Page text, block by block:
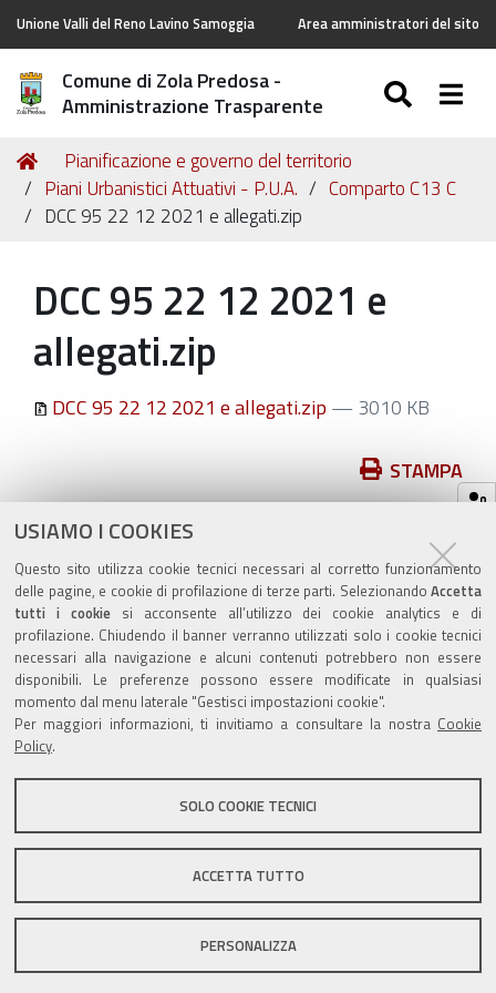
USIAMO I COOKIES
Questo sito utilizza cookie tecnici necessari al corretto funzionamento
delle pagine, e cookie di profilazione di terze parti. Selezionando Accetta
tutti i cookiesi acconsente all’utilizzo dei cookie analytics e di
profilazione. Chiudendo il banner verranno utilizzati solo i cookie tecnici
necessari alla navigazione e alcuni contenuti potrebbero non essere
disponibili. Le preferenze possono essere modificate in qualsiasi
momento dal menu laterale "Gestisci impostazioni cookie".
Per maggiori informazioni, ti invitiamo a consultare la nostra Cookie
Policy.
SOLO COOKIE TECNICI
ACCETTA TUTTO
PERSONALIZZA
Unione Valli del Reno Lavino Samoggia Area amministratori del sito
Comune di Zola Predosa -
Amministrazione Trasparente
Tu
sei
qui:
Home
Pianificazione e governo del territorio
Piani Urbanistici Attuativi - P.U.A.
Comparto C13 C
DCC 95 22 12 2021 e allegati.zip
DCC 95 22 12 2021 e
allegati.zip
DCC 95 22 12 2021 e allegati.zip — 3010 KB
sul
documento
STAMPA
ultima modifica
Valuta questo sito
Sito istituzionale Comune di Zola Predosa
Privacy policy|DPO|Accessibilità